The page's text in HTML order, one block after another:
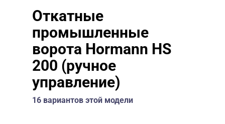
Откатные
промышленные
ворота Hormann HS
200 (ручное
управление)
16 вариантов этой модели